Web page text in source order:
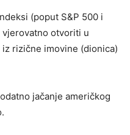
(poput S&P 500 i
vjerovatno otvoriti u
rizične imovine (dionica)
jačanje američkog